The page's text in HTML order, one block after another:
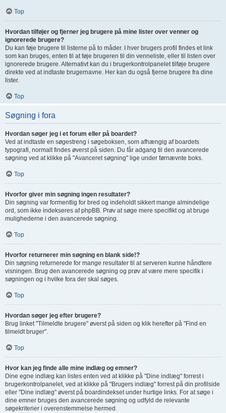
Top
Hvordan tilføjer og fjerner jeg brugere på mine lister over venner og
ignorerede brugere?
Du kan føje brugere til listerne på to måder. I hver brugers profil findes et link
som kan bruges, enten til at føje brugeren til din venneliste, eller til listen over
ignorerede brugere. Alternativt kan du i brugerkontrolpanelet tilføje brugere
direkte ved at indtaste brugernavne. Her kan du også fjerne brugere fra dine
lister.
Top
Søgning i fora
Hvordan søger jeg i et forum eller på boardet?
Ved at indtaste en søgestreng i søgeboksen, som afhængig af boardets
typografi, normalt findes øverst på siden. Du får adgang til den avancerede
søgning ved at klikke på "Avanceret søgning" lige under førnævnte boks.
Top
Hvorfor giver min søgning ingen resultater?
Din søgning var formentlig for bred og indeholdt sikkert mange almindelige
ord, som ikke indekseres af phpBB. Prøv at søge mere specifikt og at bruge
mulighederne i den avancerede søgning.
Top
Hvorfor returnerer min søgning en blank side!?
Din søgning returnerede for mange resultater til at serveren kunne håndtere
visningen. Brug den avancerede søgning og prøv at være mere specifik i
søgningen og i hvilke fora der skal søges.
Top
Hvordan søger jeg efter brugere?
Brug linket "Tilmeldte brugere" øverst på siden og klik herefter på "Find en
tilmeldt bruger".
Top
Hvor kan jeg finde alle mine indlæg og emner?
Dine egne indlæg kan listes enten ved at klikke på "Dine indlæg" forrest i
brugerkontrolpanelet, ved at klikke på "Brugers indlæg" forrest på din profilside
eller "Dine indlæg" øverst på boardindekset under hurtige links. For at søge i
dine emner bruges den avancerede søgning og udfyld de relevante
søgekriterier i overenstemmelse hermed.